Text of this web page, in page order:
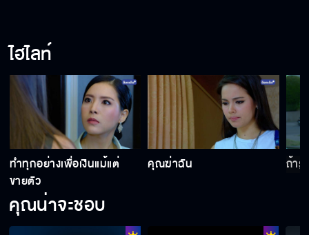
ไฮไลท์
ทำทุกอย่างเพื่อเงินแม้แต่
ขายตัว
คุณฆ่าฉัน ถ้ารู้
คุณน่าจะชอบ